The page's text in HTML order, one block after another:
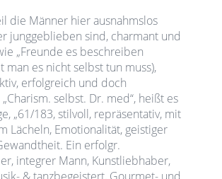
die Männer hier ausnahmslos
junggeblieben sind, charmant und
„Freunde es beschreiben
man es nicht selbst tun muss),
erfolgreich und doch
selbst. Dr. med“, heißt es
„61/183, stilvoll, repräsentativ, mit
Lächeln, Emotionalität, geistiger
Ein erfolgr.
integrer Mann, Kunstliebhaber,